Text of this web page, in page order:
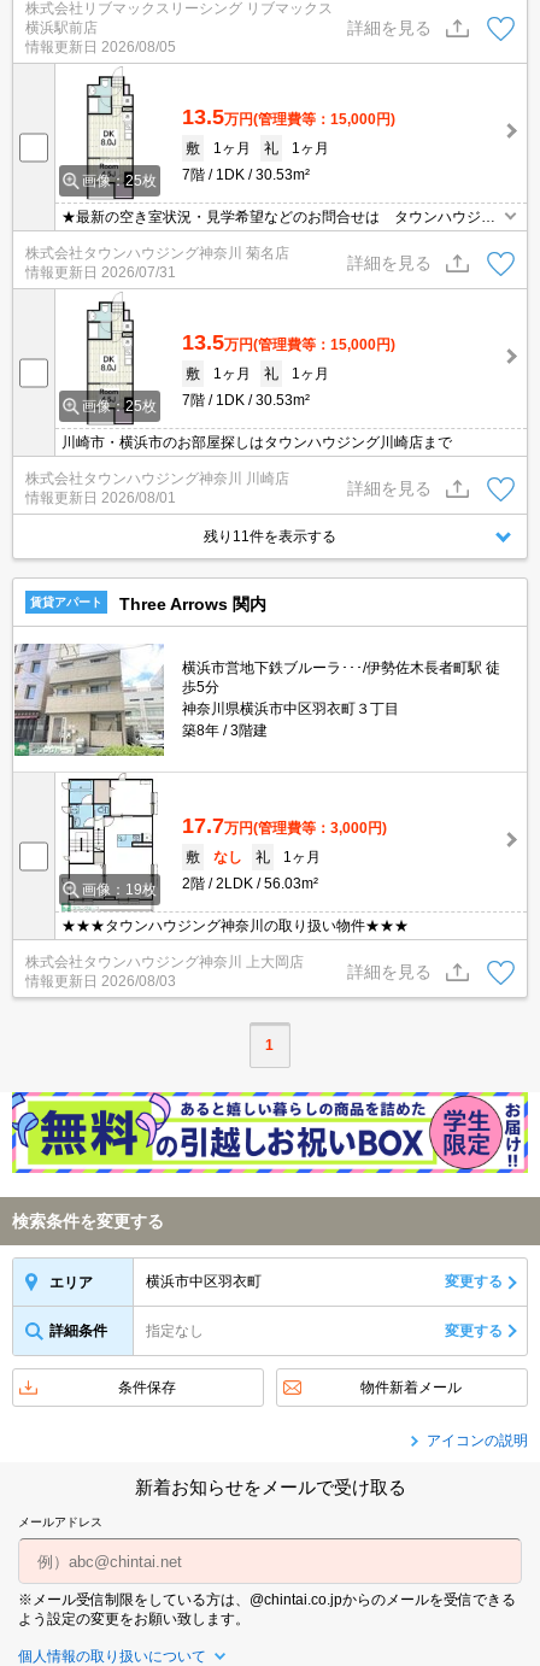
株式会社リブマックスリーシング リブマックス
横浜駅前店
情報更新日 2026/08/05
詳細を見る
画像：25枚
13.5万円(管理費等：15,000円)
敷
1ヶ月 礼
1ヶ月
7階
1DK 30.53m²
★最新の空き室状況・見学希望などのお問合せは タウンハウジン
株式会社タウンハウジング神奈川 菊名店
情報更新日 2026/07/31
詳細を見る
画像：25枚
13.5万円(管理費等：15,000円)
敷
1ヶ月 礼
1ヶ月
7階
1DK 30.53m²
川崎市・横浜市のお部屋探しはタウンハウジング川崎店まで
株式会社タウンハウジング神奈川 川崎店
情報更新日 2026/08/01
詳細を見る
残り11件を表示する
賃貸アパート Three Arrows 関内
横浜市営地下鉄ブルーラ･･･/伊勢佐木長者町駅 徒
歩5分
神奈川県横浜市中区羽衣町３丁目
築8年
3階建
画像：19枚
17.7万円(管理費等：3,000円)
敷
なし 礼
1ヶ月
2階
2LDK 56.03m²
★★★タウンハウジング神奈川の取り扱い物件★★★
株式会社タウンハウジング神奈川 上大岡店
情報更新日 2026/08/03
詳細を見る
1
検索条件を変更する
エリア 横浜市中区羽衣町 変更する
詳細条件 指定なし 変更する
条件保存 物件新着メール
アイコンの説明
新着お知らせをメールで受け取る
メールアドレス
※メール受信制限をしている方は、@chintai.co.jpからのメールを受信できる
よう設定の変更をお願い致します。
個人情報の取り扱いについて